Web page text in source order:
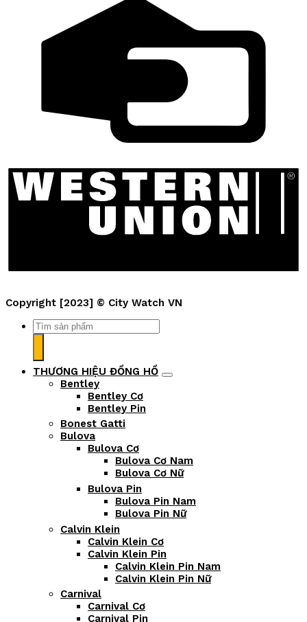
Copyright [2023] © City Watch VN
Tìm
kiếm:
THƯƠNG HIỆU ĐỒNG HỒ
Bentley
Bentley Cơ
Bentley Pin
Bonest Gatti
Bulova
Bulova Cơ
Bulova Cơ Nam
Bulova Cơ Nữ
Bulova Pin
Bulova Pin Nam
Bulova Pin Nữ
Calvin Klein
Calvin Klein Cơ
Calvin Klein Pin
Calvin Klein Pin Nam
Calvin Klein Pin Nữ
Carnival
Carnival Cơ
Carnival Pin